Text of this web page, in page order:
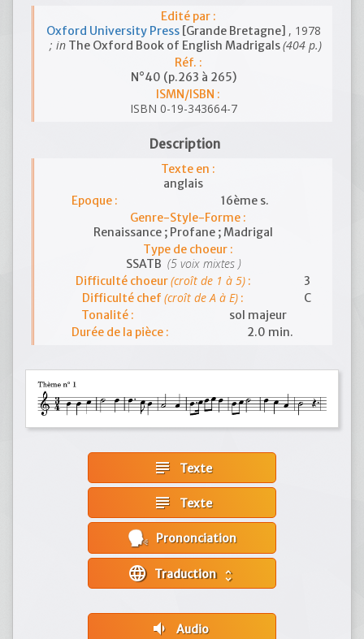
Edité par :
Oxford University Press [Grande Bretagne] , 1978
; inThe Oxford Book of English Madrigals(404 p.)
Réf. :
N°40 (p.263 à 265)
ISMN/ISBN :
ISBN 0-19-343664-7
Description
Texte en :
anglais
Epoque :
16ème s.
Genre-Style-Forme :
Renaissance ; Profane ; Madrigal
Type de choeur :
SSATB (5 voix mixtes )
Difficulté choeur(croît de 1 à 5):
3
Difficulté chef(croît de A à E) :
C
Tonalité :
sol majeur
Durée de la pièce :
2.0 min.
subject Texte
subject Texte
Prononciation
language unfold_more
volume_down
Audio